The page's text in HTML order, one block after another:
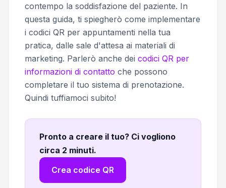
contempo la soddisfazione del paziente. In
questa guida, ti spiegherò come implementare
i codici QR per appuntamenti nella tua
pratica, dalle sale d'attesa ai materiali di
marketing. Parlerò anche dei codici QR per
informazioni di contatto che possono
completare il tuo sistema di prenotazione.
Quindi tuffiamoci subito!
Pronto a creare il tuo? Ci vogliono
circa 2 minuti.
Crea codice QR